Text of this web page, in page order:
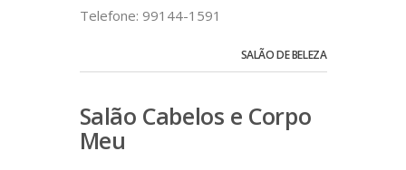
Telefone: 99144-1591
SALÃO DE BELEZA
Salão Cabelos e Corpo
Meu